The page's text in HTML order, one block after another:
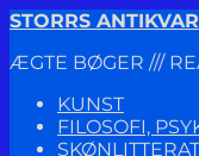
Spring
navigation
Spring
indhold
STORRS
ÆGTE BØGER ///
KUNST
FILOSOFI,